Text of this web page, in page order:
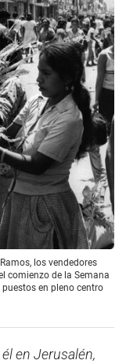
los vendedores
comienzo de la Semana
en pleno centro
en Jerusalén,